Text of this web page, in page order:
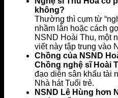
không?
Thường thì cụm từ
nhầm lẫn hoặc cách
NSND Hoài Thu, một
viết này tập trung vào
Chồng của NSND
Chồng nghệ sĩ Hoài
đạo diễn sân khấu tài
Nhà hát Tuổi trẻ.
NSND Lê Hùng hơn